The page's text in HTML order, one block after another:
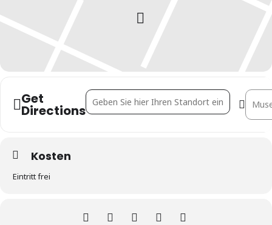
Get
Directions
Address - Vermessene Welt []
Kosten
Eintritt frei